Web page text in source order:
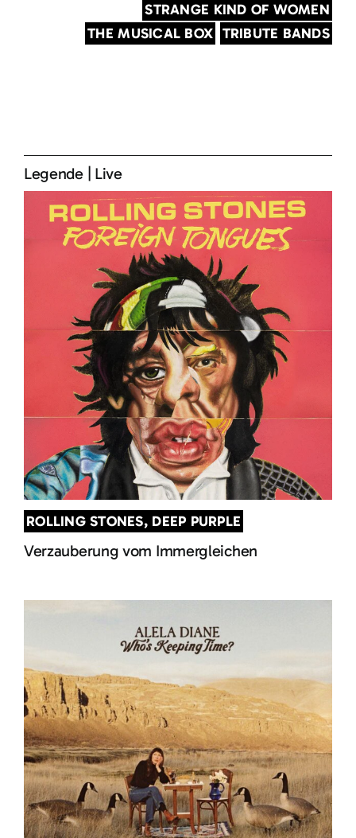
STRANGE KIND OF WOMEN
THE MUSICAL BOX TRIBUTE BANDS
Legende| Live
ROLLING STONES, DEEP PURPLE
Verzauberung vom Immergleichen